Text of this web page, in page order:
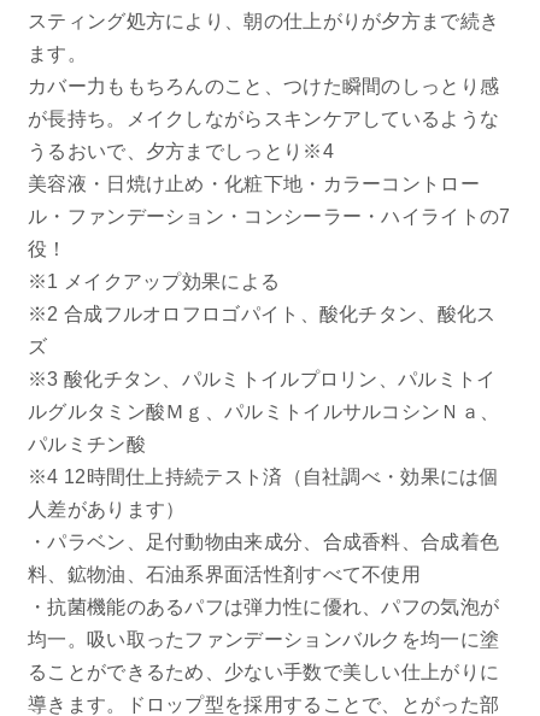
お問い合わせフォーム
お電話でのお問い合わせ
0120-956-100
スティング処方により、朝の仕上がりが夕方まで続き
ます。
カバー力ももちろんのこと、つけた瞬間のしっとり感
が長持ち。メイクしながらスキンケアしているような
うるおいで、夕方までしっとり※4
美容液・日焼け止め・化粧下地・カラーコントロー
ル・ファンデーション・コンシーラー・ハイライトの7
役！
※1 メイクアップ効果による
※2 合成フルオロフロゴパイト、酸化チタン、酸化ス
ズ
※3 酸化チタン、パルミトイルプロリン、パルミトイ
ルグルタミン酸Ｍｇ、パルミトイルサルコシンＮａ、
パルミチン酸
※4 12時間仕上持続テスト済（自社調べ・効果には個
人差があります）
・パラベン、足付動物由来成分、合成香料、合成着色
料、鉱物油、石油系界面活性剤すべて不使用
・抗菌機能のあるパフは弾力性に優れ、パフの気泡が
均一。吸い取ったファンデーションバルクを均一に塗
ることができるため、少ない手数で美しい仕上がりに
導きます。ドロップ型を採用することで、とがった部